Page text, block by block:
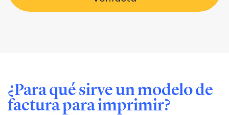
¿Para qué sirve un modelo de
factura para imprimir?